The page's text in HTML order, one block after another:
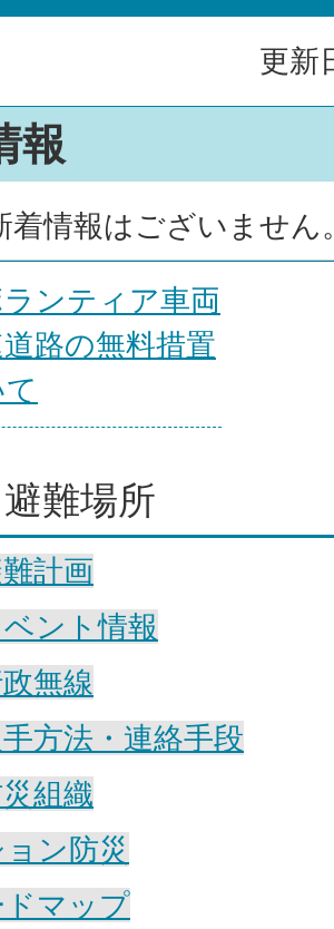
更新
報
着情報はございません
ンティア車両
路の無料措置
難場所
計画
ント情報
無線
方法・連絡手段
組織
ン防災
マップ